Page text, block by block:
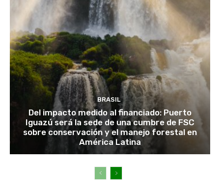
BRASIL
Del impacto medido al financiado: Puerto
Iguazú será la sede de una cumbre de FSC
sobre conservación y el manejo forestal en
América Latina